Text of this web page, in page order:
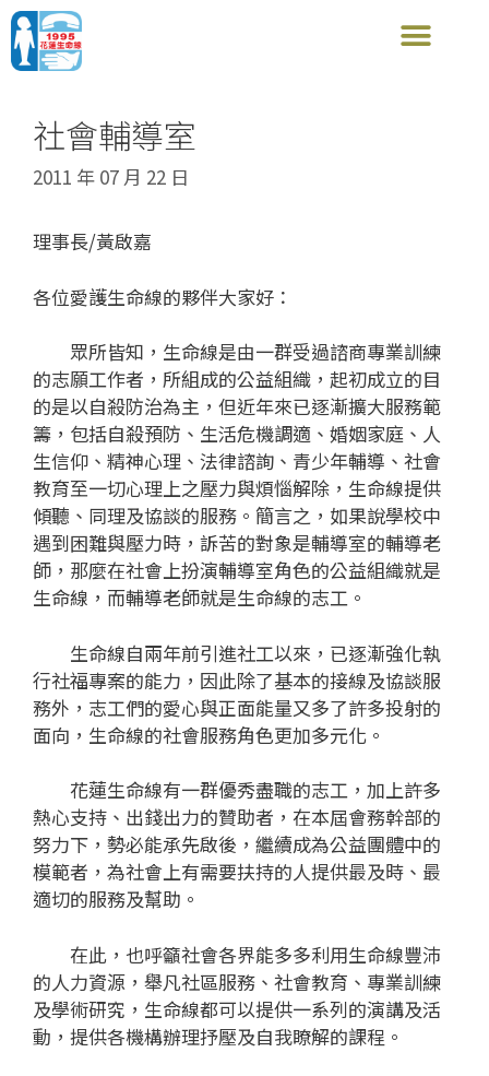
社會輔導室
2011 年 07 月 22 日
理事長/黃啟嘉
各位愛護生命線的夥伴大家好：
眾所皆知，生命線是由一群受過諮商專業訓練
的志願工作者，所組成的公益組織，起初成立的目
的是以自殺防治為主，但近年來已逐漸擴大服務範
籌，包括自殺預防、生活危機調適、婚姻家庭、人
生信仰、精神心理、法律諮詢、青少年輔導、社會
教育至一切心理上之壓力與煩惱解除，生命線提供
傾聽、同理及協談的服務。簡言之，如果說學校中
遇到困難與壓力時，訴苦的對象是輔導室的輔導老
師，那麼在社會上扮演輔導室角色的公益組織就是
生命線，而輔導老師就是生命線的志工。
生命線自兩年前引進社工以來，已逐漸強化執
行社福專案的能力，因此除了基本的接線及協談服
務外，志工們的愛心與正面能量又多了許多投射的
面向，生命線的社會服務角色更加多元化。
花蓮生命線有一群優秀盡職的志工，加上許多
熱心支持、出錢出力的贊助者，在本屆會務幹部的
努力下，勢必能承先啟後，繼續成為公益團體中的
模範者，為社會上有需要扶持的人提供最及時、最
適切的服務及幫助。
在此，也呼籲社會各界能多多利用生命線豐沛
的人力資源，舉凡社區服務、社會教育、專業訓練
及學術研究，生命線都可以提供一系列的演講及活
動，提供各機構辦理抒壓及自我瞭解的課程。